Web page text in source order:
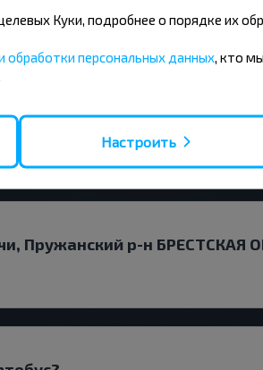
билет?
рейсом?
Пружанский р-н БРЕСТСКАЯ
Куки, подробнее о порядке их
обработки персональных данных , кто
Настроить